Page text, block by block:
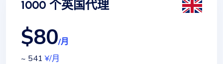
1000 个英国代理
$80/月
~ 541¥/月